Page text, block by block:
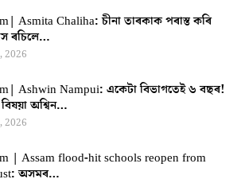
Asmita Chaliha: চীনা তাৰকাক পৰাস্ত কৰি
ৰচিলে…
2026
Ashwin Nampui: একেটা বিভাগতেই ৬ বছৰ!
অশ্বিন…
2026
| Assam flood-hit schools reopen from
অসমৰ…